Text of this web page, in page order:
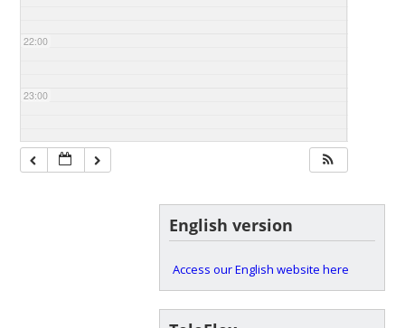
22:00
23:00
English version
Access our English website here